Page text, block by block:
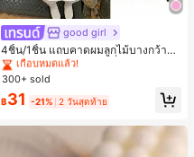
good girl
4ชิ้น/1ชิ้น แถบคาดผมลูกไม้บางกว้างยื
ดหยุ่นสำหรับผู้หญิง, แฟชั่นอเนกประสง
ค์พรีเมียมหรูหราสไตล์มินิมอล ผ้าพันคอ
หรับการออกไปข้างนอกประจำวัน, ลำล
น, การมัดผม, การจัดทรงผม, การแต่งห
น้า, การจับคู่ชุด, อุปกรณ์เสริมประดับผ
#1 ขายดี
เกือบหมดแล้ว!
#1 ขายดี
เกือบหมดแล้ว!
#1 ขายดี
เกือบหมดแล้ว!
#1 ขายดี
ใน 20-30% อ อุปกรณ์ผมของผู้หญิง
300+ sold
฿31 -21% 2 วันสุดท้าย